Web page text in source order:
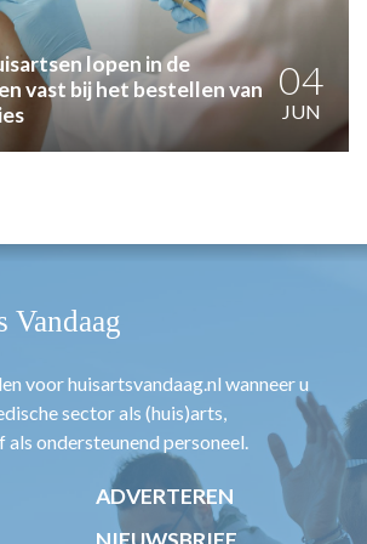
VAKHANDEL
lopen in de
vast bij het bestellen van
04
JUN
voor huisartsvandaag.nl wanneer u
sector als (huis)arts,
ondersteunend personeel.
ADVERTEREN